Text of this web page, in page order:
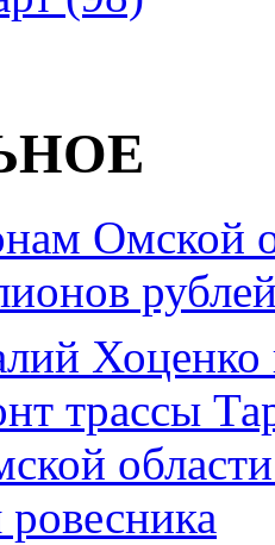
Омской
Хоценко
трассы
ровесника